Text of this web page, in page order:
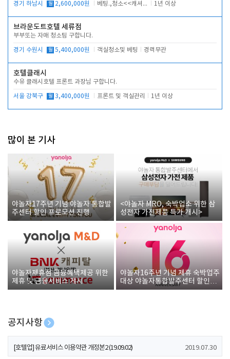
경기 하남시 월 2,600,000원 베팅.,청소<<캐셔 모셔봅니다. 1년 이상
브라운도트호텔 세류점
부부또는 자매 청소팀 구합니다.
경기 수원시 월 5,400,000원 객실청소및 베팅 경력무관
호텔클래시
수유 클래시호텔 프론트 과장님 구합니다.
서울 강북구 월 3,400,000원 프론트 및 객실관리 1년 이상
많이 본 기사
야놀자17주년 기념 야놀자 통합발
주센터 할인 프로모션 진행
<야놀자 MRO, 숙박업소 위한 삼
성전자 가전제품 특가 개시>
야놀자제휴점 금융혜택제공 위한
제휴 및 금융서비스 게시
야놀자16주년 기념 제휴 숙박업주
대상 야놀자통합발주센터 할인쿠
폰 증정
공지사항
[호텔업] 개인정보 처리방침 개정본1 (19.09.02)
[호텔업] 유료서비스 이용약관 개정본2 (19.09.02) 2019.07.30